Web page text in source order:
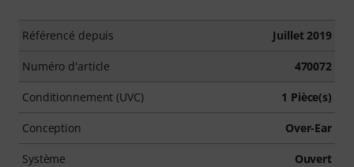
Référencé depuis Juillet 2019
Numéro d'article 470072
Conditionnement (UVC) 1 Pièce(s)
Conception Over-Ear
Système Ouvert